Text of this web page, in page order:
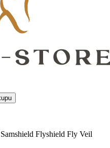
Flyshield Fly Veil